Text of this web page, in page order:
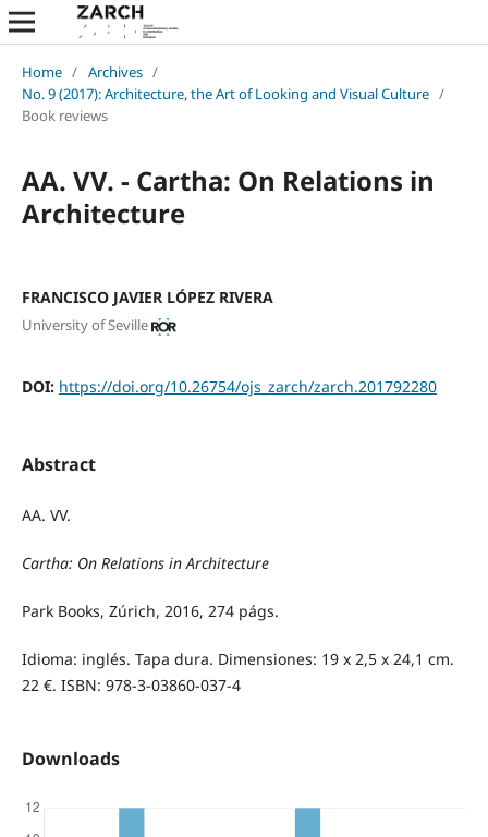
Home / Archives /
No. 9 (2017): Architecture, the Art of Looking and Visual Culture /
Book reviews
AA. VV. - Cartha: On Relations in
Architecture
FRANCISCO JAVIER LÓPEZ RIVERA
University of Seville
DOI: https://doi.org/10.26754/ojs_zarch/zarch.201792280
Abstract
AA. VV.
Cartha: On Relations in Architecture
Park Books, Zúrich, 2016, 274 págs.
Idioma: inglés. Tapa dura. Dimensiones: 19 x 2,5 x 24,1 cm.
22 €. ISBN: 978-3-03860-037-4
Downloads